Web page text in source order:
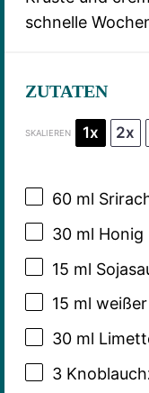
schnelle
ZUTATEN
SKALIEREN 1x 2x
60ml
30ml Honig
15 ml
15 ml
30ml
3